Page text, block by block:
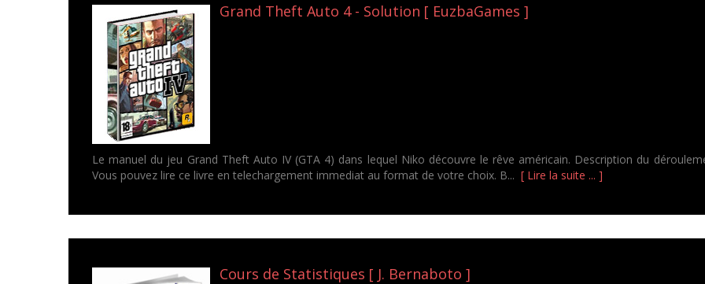
Grand Theft Auto 4 - Solution [ EuzbaGames ]
Le manuel du jeu Grand Theft Auto IV (GTA 4) dans lequel Niko découvre le rêve américain. Description du
Vous pouvez lire ce livre en telechargement immediat au format de votre choix. B... [ Lire la suite ... ]
Cours de Statistiques [ J. Bernaboto ]